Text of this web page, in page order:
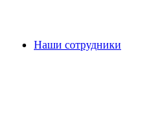
Наши сотрудники